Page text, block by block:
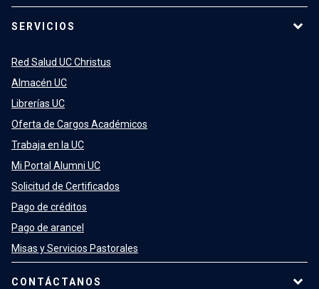
SERVICIOS
Red Salud UC Christus
Almacén UC
Librerías UC
Oferta de Cargos Académicos
Trabaja en la UC
Mi Portal Alumni UC
Solicitud de Certificados
Pago de créditos
Pago de arancel
Misas y Servicios Pastorales
CONTÁCTANOS